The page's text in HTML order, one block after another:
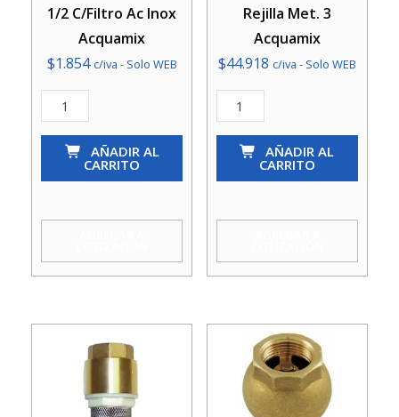
1/2 C/Filtro Ac Inox
Acquamix
$1.854 c/iva - Solo WEB
Válvula
Fondo
(Pie)
Ac
Acquamix
AÑADIR AL
CARRITO
Rejilla Met. 3
Acquamix
$44.918 c/iva - Solo WEB
Válvula
Fondo
(Pie)
3
cantidad
AÑADIR AL
CARRITO